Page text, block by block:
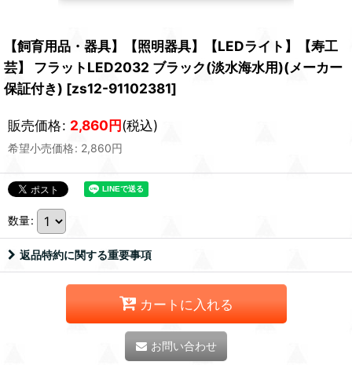
【飼育用品・器具】【照明器具】【LEDライト】【寿工
芸】 フラットLED2032 ブラック(淡水海水用)(メーカー
保証付き) [zs12-91102381]
販売価格: 2,860円(税込)
希望小売価格: 2,860円
数量:
返品特約に関する重要事項
カートに入れる
お問い合わせ